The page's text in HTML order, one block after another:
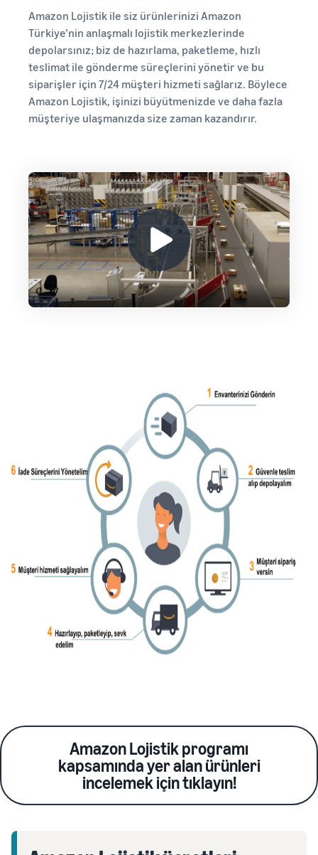
Amazon Lojistik ile siz ürünlerinizi Amazon
Türkiye’nin anlaşmalı lojistik merkezlerinde
depolarsınız; biz de hazırlama, paketleme, hızlı
teslimat ile gönderme süreçlerini yönetir ve bu
siparişler için 7/24 müşteri hizmeti sağlarız. Böylece
Amazon Lojistik, işinizi büyütmenizde ve daha fazla
müşteriye ulaşmanızda size zaman kazandırır.
Amazon Lojistik programı
kapsamında yer alan ürünleri
incelemek için tıklayın!